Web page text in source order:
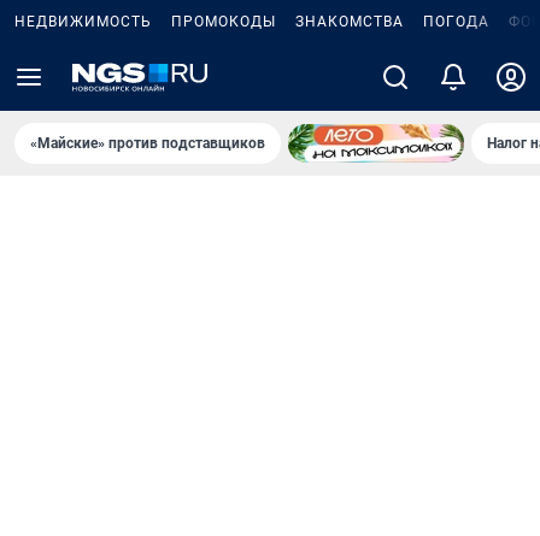
НЕДВИЖИМОСТЬ ПРОМОКОДЫ ЗНАКОМСТВА ПОГОДА
«Майские» против подставщиков Налог